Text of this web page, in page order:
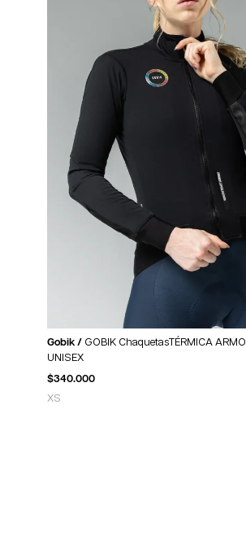
Gobik / GOBIK ChaquetasTÉRMICA
UNISEX
$340.000
XS